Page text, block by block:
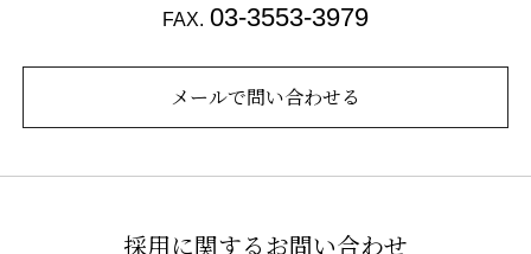
FAX. 03-3553-3979
メールで問い合わせる
採用に関するお問い合わせ